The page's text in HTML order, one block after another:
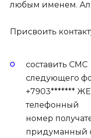
любым именем.
Присвоить
составить СМС
следующего
+7903*******
телефонный
номер
придуманный